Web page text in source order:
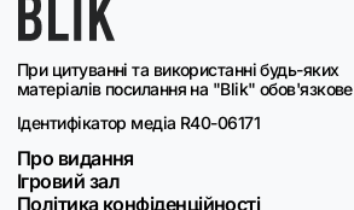
При цитуванні та використанні будь-яких
матеріалів посилання на "Blik" обов'язкове
Ідентифікатор медіа R40-06171
Про видання
Ігровий зал
Політика конфіденційності